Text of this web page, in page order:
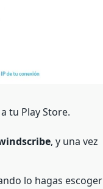
tu Play Store.
, y una vez
lo hagas escoger